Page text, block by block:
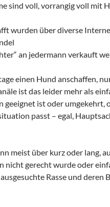
sind voll, vorrangig voll mit
wurden über diverse
an jedermann verkauft
einen Hund anschaffen,
ist das leider mehr als
geeignet ist oder umgekehrt,
passt – egal,
meist über kurz oder lang,
nicht gerecht wurde oder
Rasse und deren